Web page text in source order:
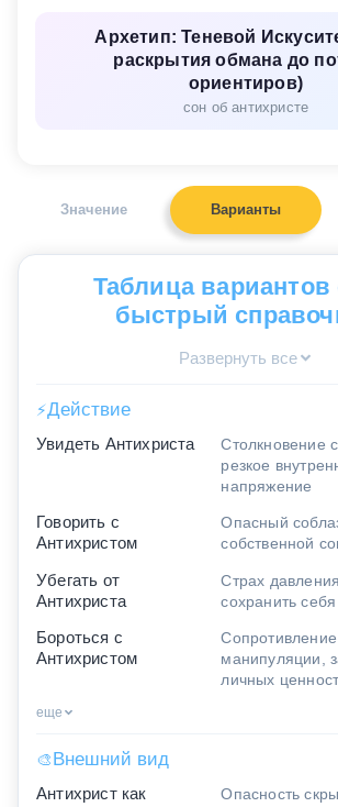
Архетип: Теневой
раскрытия обмана до
ориентиров)
сон об антихристе
Значение Варианты
Таблица вариантов
быстрый
Развернуть все
⚡Действие
Увидеть Антихриста
Столкновение
резкое
напряжение
Говорить с
Антихристом
Опасный
собственной
Убегать от
Антихриста
Страх
сохранить себя
Бороться с
Антихристом
Сопротивление
манипуляции,
личных
еще
🎨Внешний вид
Антихрист как
Опасность